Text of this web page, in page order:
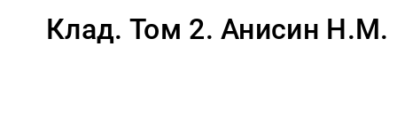
Клад. Том 2. Анисин Н.М.
Экономика